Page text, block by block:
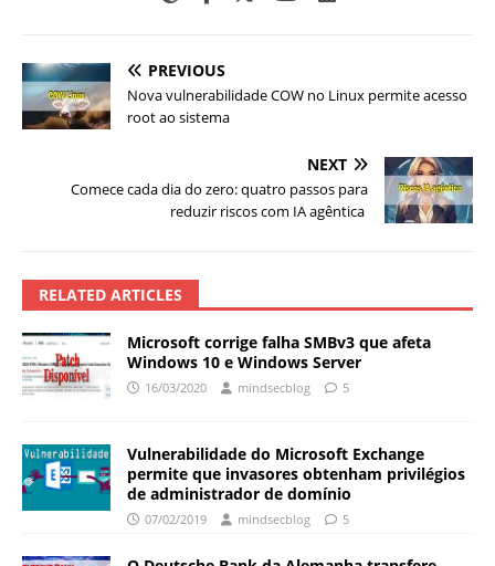
PREVIOUS
Nova vulnerabilidade COW no Linux permite acesso
root ao sistema
NEXT
Comece cada dia do zero: quatro passos para
reduzir riscos com IA agêntica
RELATED ARTICLES
Microsoft corrige falha SMBv3 que afeta
Windows 10 e Windows Server
16/03/2020 mindsecblog 5
Vulnerabilidade do Microsoft Exchange
permite que invasores obtenham privilégios
de administrador de domínio
07/02/2019 mindsecblog 5